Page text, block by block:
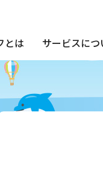
とは
るスプライフ
サービスにつ
計画相談